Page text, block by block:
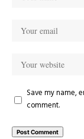
Save my name,
comment.